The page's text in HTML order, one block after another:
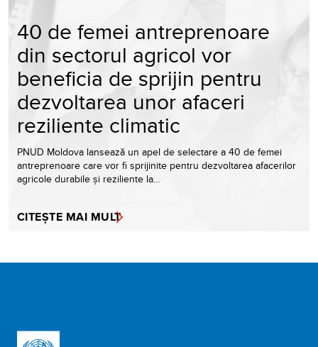
40 de femei antreprenoare
din sectorul agricol vor
beneficia de sprijin pentru
dezvoltarea unor afaceri
reziliente climatic
PNUD Moldova lansează un apel de selectare a 40 de femei
antreprenoare care vor fi sprijinite pentru dezvoltarea afacerilor
agricole durabile și reziliente la…
CITEȘTE MAI MULT